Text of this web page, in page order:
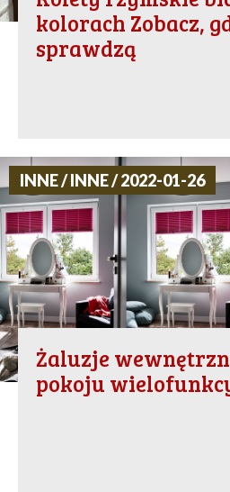
kolorach Zobacz,
sprawdzą
INNE / INNE / 2022-01-26
Żaluzje
pokoju